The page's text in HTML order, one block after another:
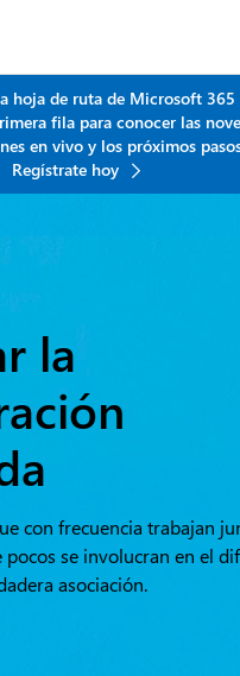
hoja de ruta de Microsoft
fila para conocer las
en vivo y los próximos
Regístrate hoy
la
con frecuencia trabajan
se involucran en el
asociación.